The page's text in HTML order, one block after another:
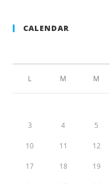
CALENDAR
L M M
3 4 5
10 11 12
17 18 19